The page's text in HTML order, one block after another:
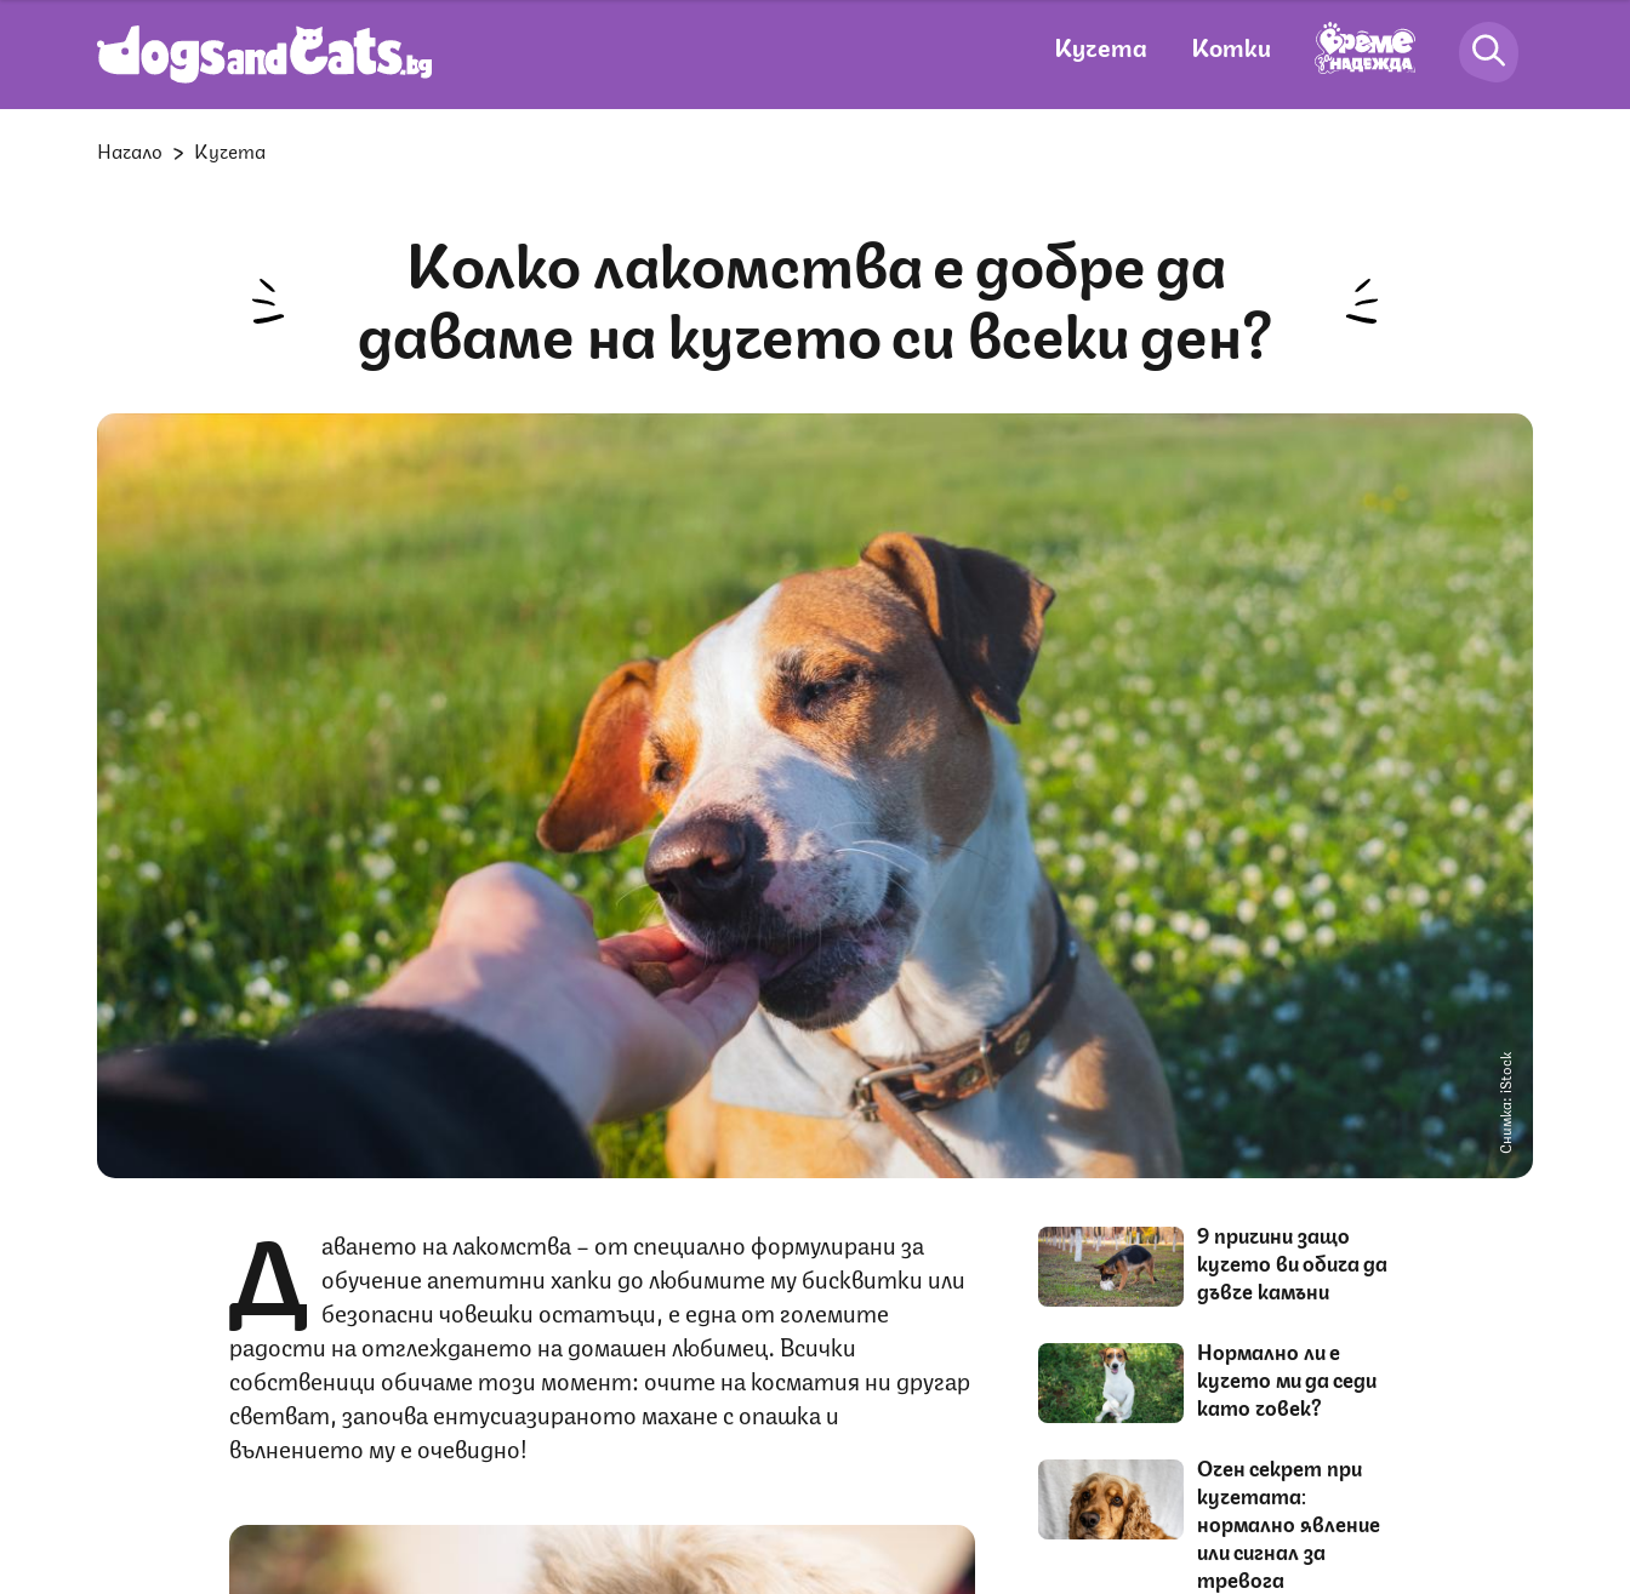
Кучета Котки
Начало Кучета
Колко лакомства е добре да
даваме на кучето си всеки ден?
Снимка: iStock
Д аването на лакомства – от специално формулирани за
обучение апетитни хапки до любимите му бисквитки или
безопасни човешки остатъци, е една от големите
радости на отглеждането на домашен любимец. Всички
собственици обичаме този момент: очите на косматия ни другар
светват, започва ентусиазираното махане с опашка и
вълнението му е очевидно!
9 причини защо
кучето ви обича да
дъвче камъни
Нормално ли е
кучето ми да седи
като човек?
Очен секрет при
кучетата:
нормално явление
или сигнал за
тревога